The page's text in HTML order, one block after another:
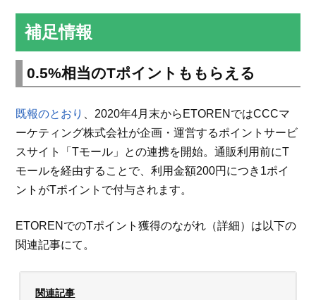
補足情報
0.5%相当のTポイントももらえる
既報のとおり
、2020年4月末からETORENではCCCマ
ーケティング株式会社が企画・運営するポイントサービ
スサイト「Tモール」との連携を開始。通販利用前にT
モールを経由することで、利用金額200円につき1ポイ
ントがTポイントで付与されます。
ETORENでのTポイント獲得のながれ（詳細）は以下の
関連記事にて。
関連記事